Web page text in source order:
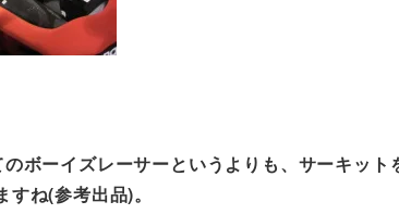
ボーイズレーサーというよりも、サーキット
ね(参考出品)。